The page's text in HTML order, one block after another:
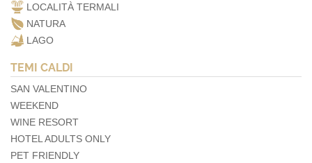
LOCALITÀ TERMALI
NATURA
LAGO
TEMI CALDI
SAN VALENTINO
WEEKEND
WINE RESORT
HOTEL ADULTS ONLY
PET FRIENDLY